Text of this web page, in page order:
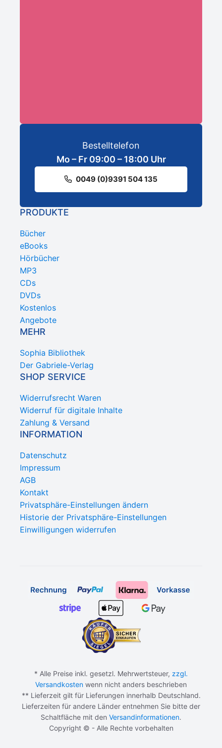
Bestelltelefon
Mo – Fr 09:00 – 18:00 Uhr
0049 (0)9391 504 135
PRODUKTE
Bücher
eBooks
Hörbücher
MP3
CDs
DVDs
Kostenlos
Angebote
MEHR
Sophia Bibliothek
Der Gabriele-Verlag
SHOP SERVICE
Widerrufsrecht Waren
Widerruf für digitale Inhalte
Zahlung & Versand
INFORMATION
Datenschutz
Impressum
AGB
Kontakt
Privatsphäre-Einstellungen ändern
Historie der Privatsphäre-Einstellungen
Einwilligungen widerrufen
* Alle Preise inkl. gesetzl. Mehrwertsteuer, zzgl.
Versandkosten wenn nicht anders beschrieben
** Lieferzeit gilt für Lieferungen innerhalb Deutschland.
Lieferzeiten für andere Länder entnehmen Sie bitte der
Schaltfläche mit den Versandinformationen.
Copyright © - Alle Rechte vorbehalten